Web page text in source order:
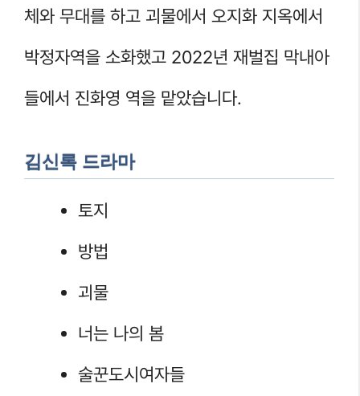
체와 무대를 하고 괴물에서 오지화 지옥에서
박정자역을 소화했고 2022년 재벌집 막내아
들에서 진화영 역을 맡았습니다.
김신록 드라마
토지
방법
괴물
너는 나의 봄
술꾼도시여자들